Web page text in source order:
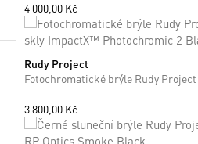
4 000,00 Kč
ONE SIZE
Rudy Project
3 800,00 Kč